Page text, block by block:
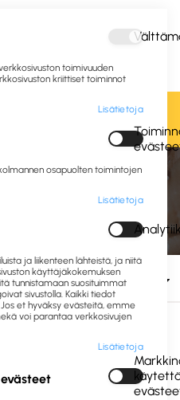
Kirjaudu sisään tai
Siivousvälineet
Tiskiharjat
toimivuuden
kriittiset toiminnot
Lisätietoja
osapuolten toimintojen
Lisätietoja
ja liikenteen lähteistä, ja niitä
käyttäjäkokemuksen
tunnistamaan suosituimmat
sivustolla. Kaikki tiedot
et hyväksy evästeitä, emme
voi parantaa verkkosivujen
Lisätietoja